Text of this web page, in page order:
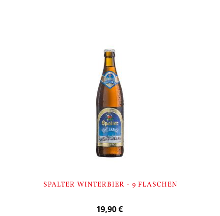
SPALTER WINTERBIER - 9 FLASCHEN
19,90 €